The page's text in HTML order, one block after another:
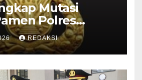
Mutasi
Polres
Jatim 2026
REDAKSI